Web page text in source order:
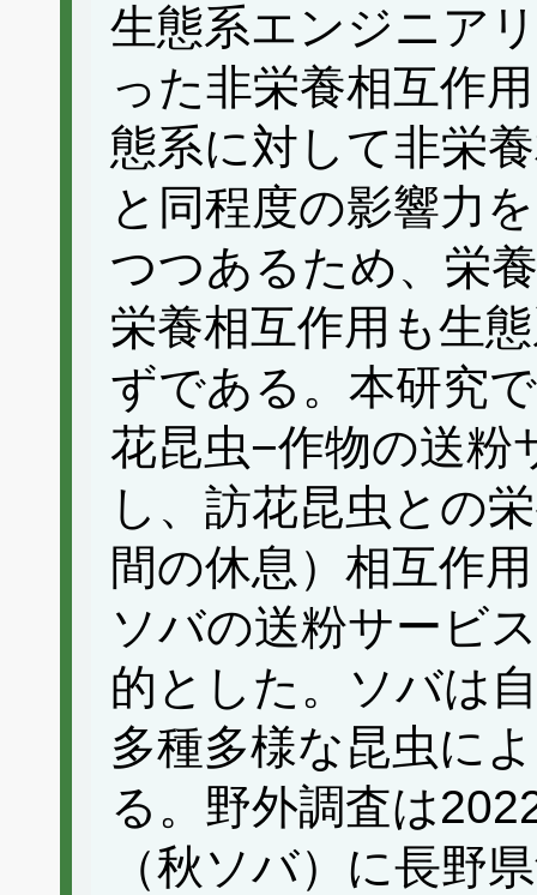
生態系エンジニア
った非栄養相互作
態系に対して非栄
と同程度の影響力
つつあるため、栄
栄養相互作用も生
ずである。本研究
花昆虫−作物の送粉
し、訪花昆虫との
間の休息）相互作
ソバの送粉サービ
的とした。ソバは
多種多様な昆虫に
る。野外調査は
（秋ソバ）に長野